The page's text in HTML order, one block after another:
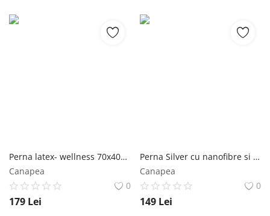
Perna latex- wellness 70x40x12
Canapea
0
179 Lei
Perna Silver cu nanofibre si husa 100% bumbac 50x70 cm
Canapea
0
149 Lei